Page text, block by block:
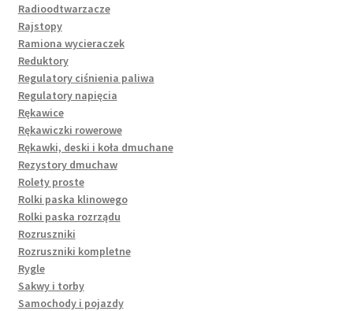
Radioodtwarzacze
Rajstopy
Ramiona wycieraczek
Reduktory
Regulatory ciśnienia paliwa
Regulatory napięcia
Rękawice
Rękawiczki rowerowe
Rękawki, deski i koła dmuchane
Rezystory dmuchaw
Rolety proste
Rolki paska klinowego
Rolki paska rozrządu
Rozruszniki
Rozruszniki kompletne
Rygle
Sakwy i torby
Samochody i pojazdy